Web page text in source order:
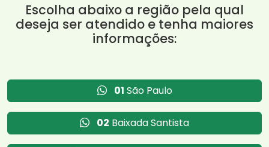
Escolha abaixo a região pela qual
deseja ser atendido e tenha maiores
informações:
01 São Paulo
02 Baixada Santista